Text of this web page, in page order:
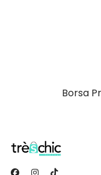
Borsa